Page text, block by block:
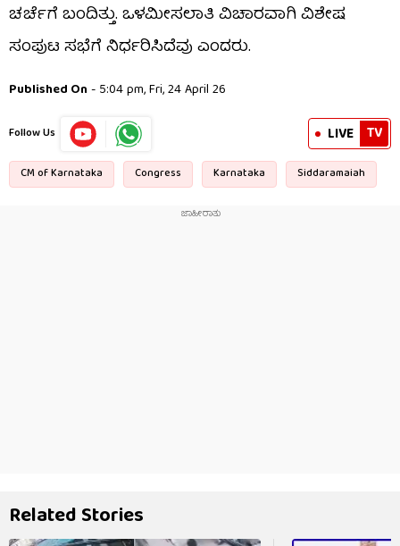
ಚರ್ಚೆಗೆ ಬಂದಿತ್ತು. ಒಳಮೀಸಲಾತಿ ವಿಚಾರವಾಗಿ ವಿಶೇಷ
ಸಂಪುಟ ಸಭೆಗೆ ನಿರ್ಧರಿಸಿದೆವು ಎಂದರು.
Published On - 5:04 pm, Fri, 24 April 26
Follow Us LIVE TV
CM of Karnataka Congress Karnataka Siddaramaiah
Related Stories